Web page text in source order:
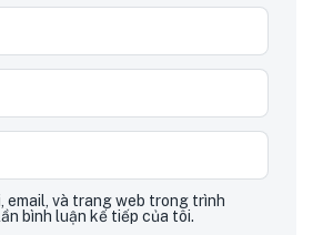
email, và trang web trong trình
bình luận kế tiếp của tôi.